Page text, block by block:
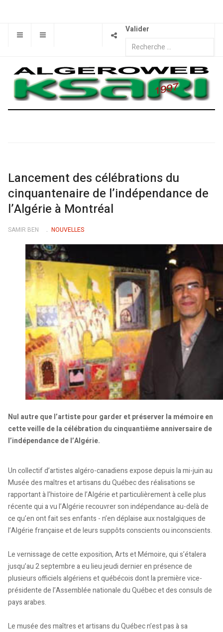
Valider
Lancement des célébrations du
cinquantenaire de l’indépendance de
l’Algérie à Montréal
SAMIR BEN NOUVELLES
Nul autre que l’artiste pour garder et préserver la mémoire en
cette veille de la célébration du cinquantième anniversaire de
l’indépendance de l’Algérie.
Un collectif d’artistes algéro-canadiens expose depuis la mi-juin au
Musée des maîtres et artisans du Québec des réalisations se
rapportant à l’histoire de l’Algérie et particulièrement à celle plus
récente qui a vu l’Algérie recouvrer son indépendance au-delà de
ce qu’en ont fait ses enfants - n’en déplaise aux nostalgiques de
l’Algérie française et de leurs suppôts conscients ou inconscients.
Le vernissage de cette exposition, Arts et Mémoire, qui s’étalera
jusqu’au 2 septembre a eu lieu jeudi dernier en présence de
plusieurs officiels algériens et québécois dont la première vice-
présidente de l’Assemblée nationale du Québec et des consuls de
pays arabes.
Le musée des maîtres et artisans du Québec n’est pas à sa